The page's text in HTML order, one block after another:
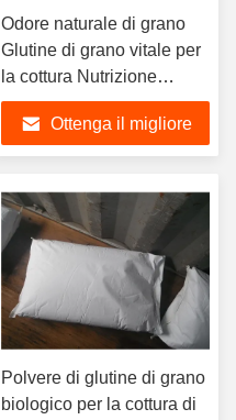
Odore naturale di grano
Glutine di grano vitale per
la cottura Nutrizione
alimentare
Ottenga il migliore
Polvere di glutine di grano
biologico per la cottura di